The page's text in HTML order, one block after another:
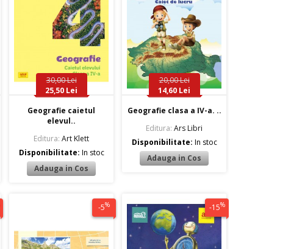
30,00 Lei
25,50 Lei
Geografie caietul
elevul..
Editura: Art Klett
Disponibilitate: In stoc
20,00 Lei
14,60 Lei
Geografie clasa a IV-a. ..
Editura: Ars Libri
Disponibilitate: In stoc
-5% -15%